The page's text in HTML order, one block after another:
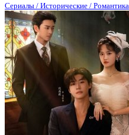
Сериалы / Исторические / Романтика